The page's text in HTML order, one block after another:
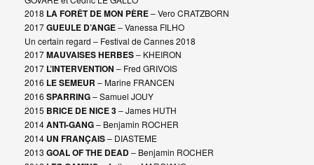
2018 LA FORÊT DE MON PÈRE– Vero CRATZBORN
2017GUEULE D’ANGE– Vanessa FILHO
Un certain regard – Festival de Cannes 2018
2017MAUVAISES HERBES– KHEIRON
2017 L’INTERVENTION – Fred GRIVOIS
2016 LE SEMEUR – Marine FRANCEN
2016 SPARRING– Samuel JOUY
2015 BRICE DE NICE 3– James HUTH
2014ANTI-GANG– Benjamin ROCHER
2014 UN FRANÇAIS– DIASTEME
2013 GOAL OF THE DEAD– Benjamin ROCHER